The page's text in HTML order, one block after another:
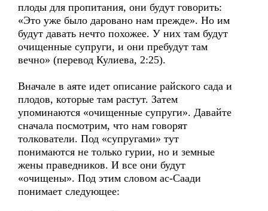
плоды для пропитания, они будут говорить:
«Это уже было даровано нам прежде». Но им
будут давать нечто похожее. У них там будут
очищенные супруги, и они пребудут там
вечно» (перевод Кулиева, 2:25).
Вначале в аяте идет описание райского сада и
плодов, которые там растут. Затем
упоминаются «очищенные супруги». Давайте
сначала посмотрим, что нам говорят
толкователи. Под «супругами» тут
понимаются не только гурии, но и земные
жены праведников. И все они будут
«очищены». Под этим словом ас-Саади
понимает следующее: